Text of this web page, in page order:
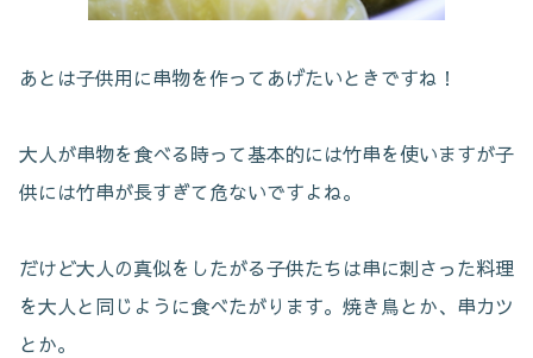
あとは子供用に串物を作ってあげたいときですね！
大人が串物を食べる時って基本的には竹串を使いますが子
供には竹串が長すぎて危ないですよね。
だけど大人の真似をしたがる子供たちは串に刺さった料理
を大人と同じように食べたがります。焼き鳥とか、串カツ
とか。